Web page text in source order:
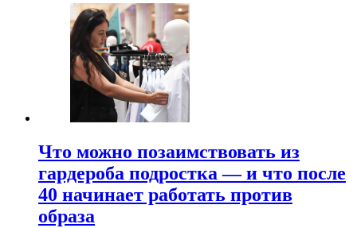
Что можно позаимствовать из
гардероба подростка — и что после
40 начинает работать против
образа